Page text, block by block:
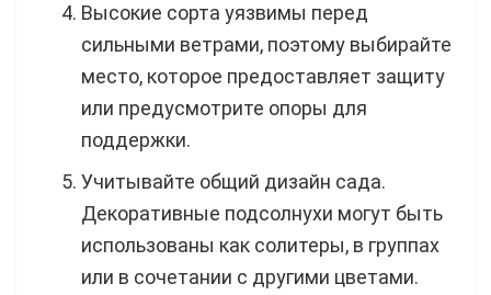
Высокие сорта уязвимы перед
сильными ветрами, поэтому выбирайте
место, которое предоставляет защиту
или предусмотрите опоры для
поддержки.
Учитывайте общий дизайн сада.
Декоративные подсолнухи могут быть
использованы как солитеры, в группах
или в сочетании с другими цветами.